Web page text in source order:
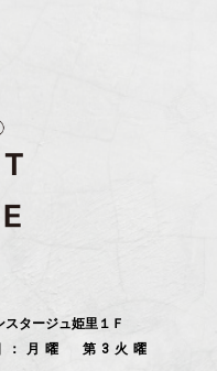
タージュ姫里１Ｆ
：月曜 第3火曜